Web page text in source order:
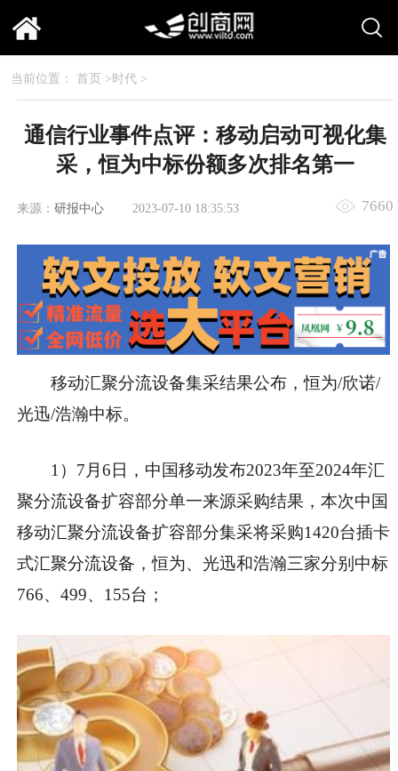
当前位置： 首页 >时代 >
通信行业事件点评：移动启动可视化集
采，恒为中标份额多次排名第一
来源： 研报中心 2023-07-10 18:35:53 7660
移动汇聚分流设备集采结果公布，恒为/欣诺/
光迅/浩瀚中标。
1）7月6日，中国移动发布2023年至2024年汇
聚分流设备扩容部分单一来源采购结果，本次中国
移动汇聚分流设备扩容部分集采将采购1420台插卡
式汇聚分流设备，恒为、光迅和浩瀚三家分别中标
766、499、155台；